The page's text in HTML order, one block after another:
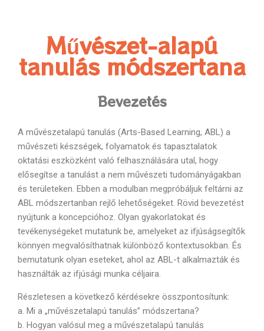
Művészet-alapú
tanulás módszertana
Bevezetés
A művészetalapú tanulás (Arts-Based Learning, ABL) a
művészeti készségek, folyamatok és tapasztalatok
oktatási eszközként való felhasználására utal, hogy
elősegítse a tanulást a nem művészeti tudományágakban
és területeken. Ebben a modulban megpróbáljuk feltárni az
ABL módszertanban rejlő lehetőségeket. Rövid bevezetést
nyújtunk a koncepcióhoz. Olyan gyakorlatokat és
tevékenységeket mutatunk be, amelyeket az ifjúságsegítők
könnyen megvalósíthatnak különböző kontextusokban. És
bemutatunk olyan eseteket, ahol az ABL-t alkalmazták és
használták az ifjúsági munka céljaira.
Részletesen a következő kérdésekre összpontosítunk:
a. Mi a „művészetalapú tanulás” módszertana?
b. Hogyan valósul meg a művészetalapú tanulás